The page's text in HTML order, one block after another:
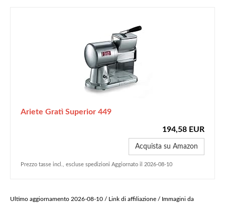
Ariete Gratì Superior 449
194,58 EUR
Acquista su Amazon
Prezzo tasse incl., escluse spedizioni Aggiornato il 2026-08-10
Ultimo aggiornamento 2026-08-10 / Link di affiliazione / Immagini da